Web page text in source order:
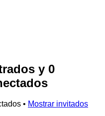
y 0
• Mostrar invitados